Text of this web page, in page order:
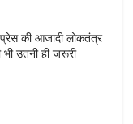
प्रेस की आजादी लोकतंत्र
उतनी ही जरूरी